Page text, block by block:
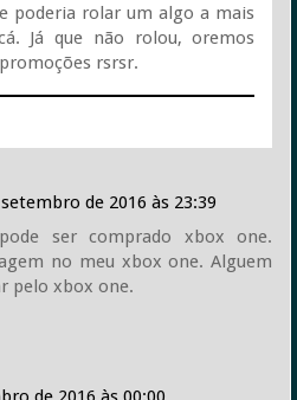
poderia rolar um algo a mais
Já que não rolou, oremos
rsrsr.
de 2016 às 23:39
ser comprado xbox one.
no meu xbox one. Alguem
pelo xbox one.